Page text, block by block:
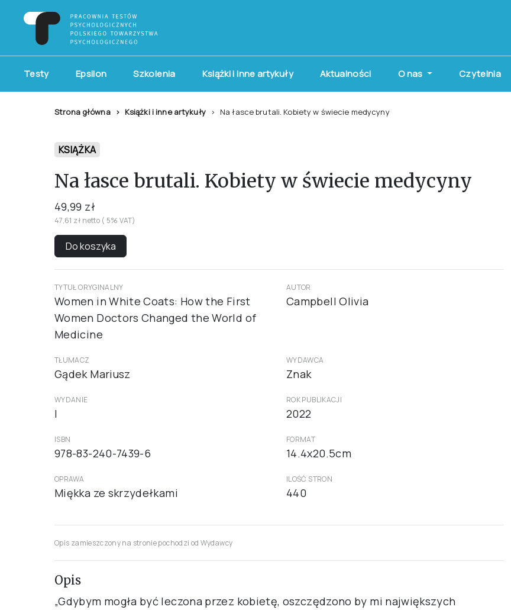
Testy Epsilon Szkolenia Książki i inne artykuły Aktualności O nas Czytelnia
Strona główna Książki i inne artykuły Na łasce brutali. Kobiety w świecie medycyny
KSIĄŻKA
Na łasce brutali. Kobiety w świecie medycyny
49,99 zł
47,61 zł netto ( 5% VAT)
Do koszyka
TYTUŁ ORYGINALNY
Women in White Coats: How the First
Women Doctors Changed the World of
Medicine
AUTOR
Campbell Olivia
TŁUMACZ
Gądek Mariusz
WYDAWCA
Znak
WYDANIE
I
ROK PUBLIKACJI
2022
ISBN
978-83-240-7439-6
FORMAT
14.4x20.5cm
OPRAWA
Miękka ze skrzydełkami
ILOŚĆ STRON
440
Opis zamieszczony na stronie pochodzi od Wydawcy
Opis
„Gdybym mogła być leczona przez kobietę, oszczędzono by mi największych